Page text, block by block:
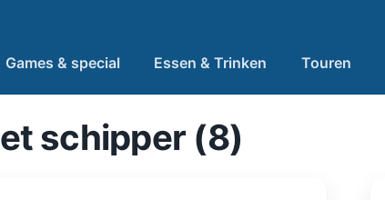
Games & special Essen & Trinken Touren
schipper (8)